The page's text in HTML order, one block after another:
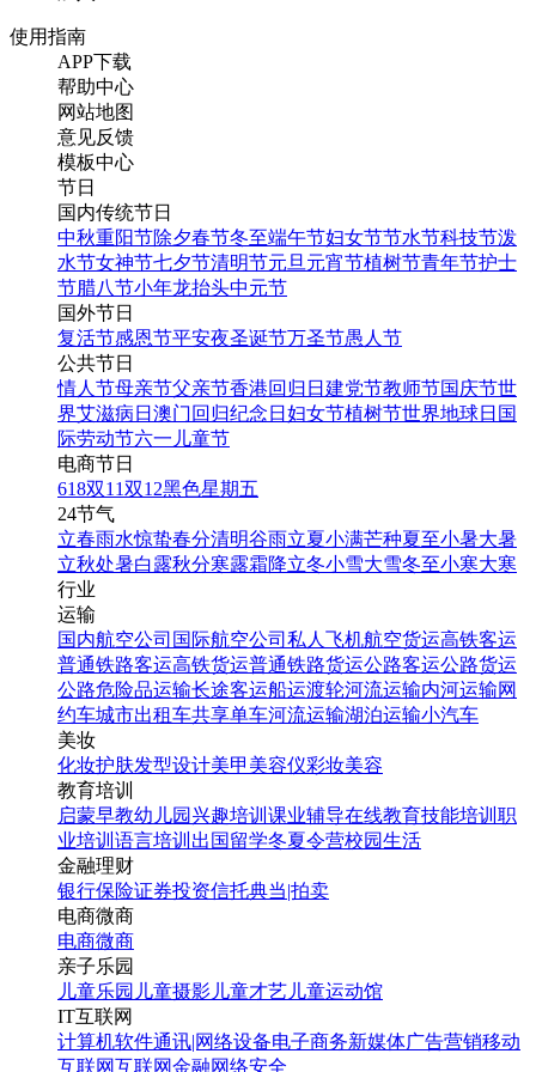
使用指南
APP下载
帮助中心
网站地图
意见反馈
模板中心
节日
国内传统节日
中秋重阳节除夕春节冬至端午节妇女节节水节科技节泼
水节女神节七夕节清明节元旦 元宵节植树节青年节护士
节腊八节小年龙抬头中元节
国外节日
复活节感恩节平安夜圣诞节万圣节愚人节
公共节日
情人节母亲节父亲节香港回归日 建党节教师节国庆节世
界艾滋病日 澳门回归纪念日 妇女节植树节世界地球日 国
际劳动节六一儿童节
电商节日
618双11双12黑色星期五
24节气
立春雨水惊蛰春分清明谷雨立夏小满芒种夏至小暑大暑
立秋处暑白露秋分寒露霜降立冬小雪大雪冬至小寒大寒
行业
运输
国内航空公司 国际航空公司 私人飞机航空货运高铁客运
普通铁路客运高铁货运普通铁路货运公路客运公路货运
公路危险品运输长途客运船运渡轮河流运输内河运输网
约车城市出租车共享单车河流运输湖泊运输小汽车
美妆
化妆护肤发型设计美甲 美容仪彩妆美容
教育培训
启蒙早教幼儿园 兴趣培训 课业辅导在线教育技能培训 职
业培训 语言培训 出国留学冬夏令营校园生活
金融理财
银行保险证券投资信托典当|拍卖
电商微商
电商微商
亲子乐园
儿童乐园 儿童摄影 儿童才艺 儿童运动馆
IT互联网
计算机软件通讯|网络设备电子商务新媒体广告营销移动
互联网互联网金融网络安全